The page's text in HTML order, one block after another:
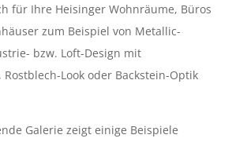
für Ihre Heisinger Wohnräume, Büros
zum Beispiel von Metallic-
bzw. Loft-Design mit
Rostblech-Look oder Backstein-Optik
Galerie zeigt einige Beispiele